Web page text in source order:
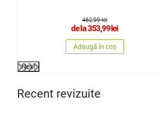
462,99 lei
de la353,99lei
Adaugă în coș
Next
Recent revizuite